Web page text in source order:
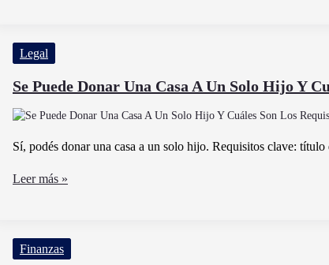
Un
Plazo
Fijo
Ser
Cliente
Banco
Legal
Se Puede Donar Una Casa A Un Solo Hijo Y
Sí, podés donar una casa a un solo hijo. Requisitos clave:
Se
Una
Casa
Leer más »
Finanzas